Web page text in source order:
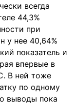
всегда
44,3%
при
у нее 40,64%
показатель и
впервые в
В ней тоже
по одному
выводы пока